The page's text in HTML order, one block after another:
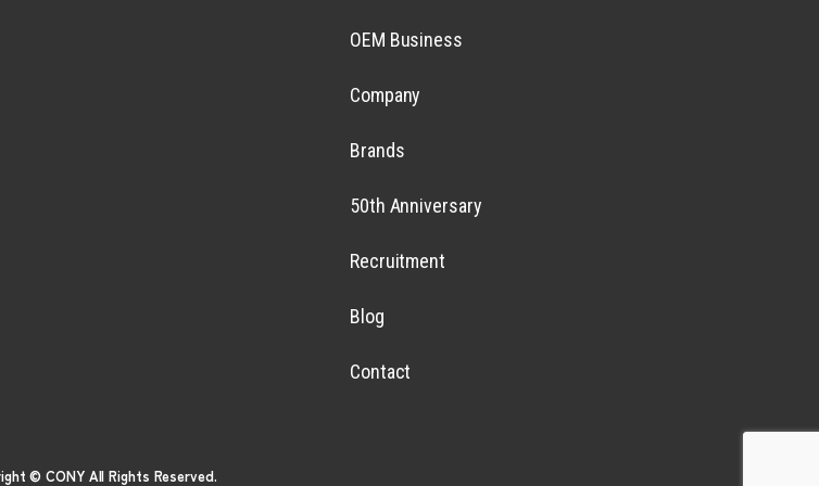
OEM Business
Company
Brands
50th Anniversary
Recruitment
Blog
Contact
© CONY All Rights Reserved.